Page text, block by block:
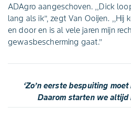
ADAgro aangeschoven. ,,Dick
lang als ik’’, zegt Van Ooijen.
en door en is al vele jaren mijn
gewasbescherming gaat.’’
‘Zo’n eerste bespuiting
Daarom starten we altijd